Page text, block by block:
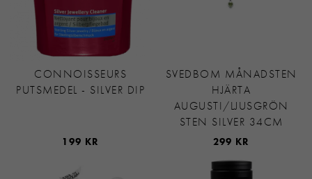
CONNOISSEURS
PUTSMEDEL - SILVER DIP
199 KR
SVEDBOM MÅNADSTEN
HJÄRTA
AUGUSTI/LJUSGRÖN
STEN SILVER 34CM
299 KR